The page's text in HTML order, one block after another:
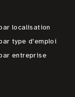
localisation
type d'emploi
entreprise